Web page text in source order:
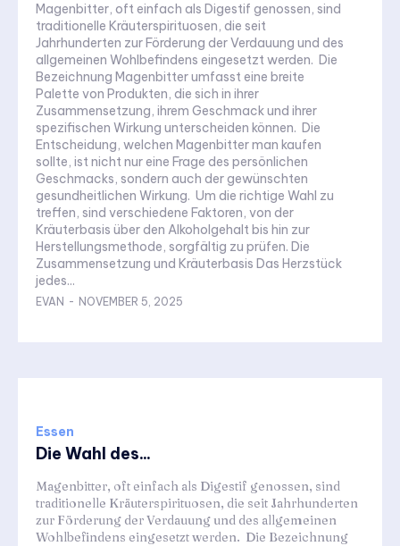
Magenbitter, oft einfach als Digestif genossen, sind
traditionelle Kräuterspirituosen, die seit
Jahrhunderten zur Förderung der Verdauung und des
allgemeinen Wohlbefindens eingesetzt werden. Die
Bezeichnung Magenbitter umfasst eine breite
Palette von Produkten, die sich in ihrer
Zusammensetzung, ihrem Geschmack und ihrer
spezifischen Wirkung unterscheiden können. Die
Entscheidung, welchen Magenbitter man kaufen
sollte, ist nicht nur eine Frage des persönlichen
Geschmacks, sondern auch der gewünschten
gesundheitlichen Wirkung. Um die richtige Wahl zu
treffen, sind verschiedene Faktoren, von der
Kräuterbasis über den Alkoholgehalt bis hin zur
Herstellungsmethode, sorgfältig zu prüfen. Die
Zusammensetzung und Kräuterbasis Das Herzstück
jedes...
EVAN - NOVEMBER 5, 2025
Essen
Die Wahl des...
Magenbitter, oft einfach als Digestif genossen, sind
traditionelle Kräuterspirituosen, die seit Jahrhunderten
zur Förderung der Verdauung und des allgemeinen
Wohlbefindens eingesetzt werden. Die Bezeichnung